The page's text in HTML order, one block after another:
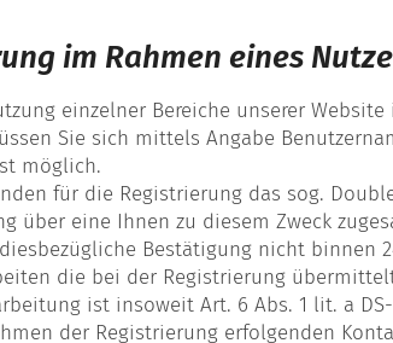
im Rahmen eines
einzelner Bereiche unserer
Sie sich mittels Angabe
möglich.
für die Registrierung das sog.
über eine Ihnen zu diesem Zweck
Bestätigung nicht binnen
die bei der Registrierung
ist insoweit Art. 6 Abs. 1 lit. a
der Registrierung erfolgenden